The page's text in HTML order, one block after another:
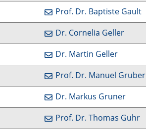
Prof. Dr. Baptiste Gault
Dr. Cornelia Geller
Dr. Martin Geller
Prof. Dr. Manuel Gruber
Dr. Markus Gruner
Prof. Dr. Thomas Guhr